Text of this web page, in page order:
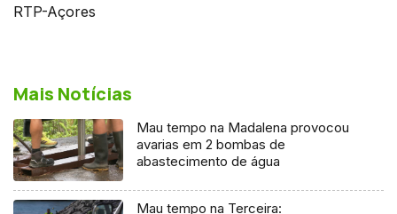
RTP-Açores
Mais Notícias
Mau tempo na Madalena provocou
avarias em 2 bombas de
abastecimento de água
Mau tempo na Terceira: